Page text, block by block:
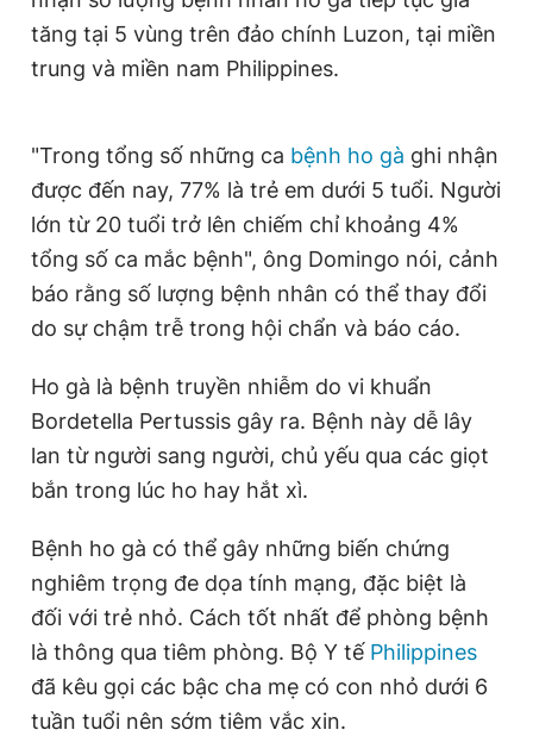
Giấy phép xuất bản số 110/GP - BTTTT cấp ngày 24.3.2020
© 2003-2026 Bản quyền thuộc về Báo Thanh Niên. Cấm sao
chép dưới mọi hình thức nếu không có sự chấp thuận bằng văn
bản. Phát triển bởi ePi Technologies, JSC.
tăng tại 5 vùng trên đảo chính Luzon, tại miền
trung và miền nam Philippines.
"Trong tổng số những ca bệnh ho gà ghi nhận
được đến nay, 77% là trẻ em dưới 5 tuổi. Người
lớn từ 20 tuổi trở lên chiếm chỉ khoảng 4%
tổng số ca mắc bệnh", ông Domingo nói, cảnh
báo rằng số lượng bệnh nhân có thể thay đổi
do sự chậm trễ trong hội chẩn và báo cáo.
Ho gà là bệnh truyền nhiễm do vi khuẩn
Bordetella Pertussis gây ra. Bệnh này dễ lây
lan từ người sang người, chủ yếu qua các giọt
bắn trong lúc ho hay hắt xì.
Bệnh ho gà có thể gây những biến chứng
nghiêm trọng đe dọa tính mạng, đặc biệt là
đối với trẻ nhỏ. Cách tốt nhất để phòng bệnh
là thông qua tiêm phòng. Bộ Y tế Philippines
đã kêu gọi các bậc cha mẹ có con nhỏ dưới 6
tuần tuổi nên sớm tiêm vắc xin.